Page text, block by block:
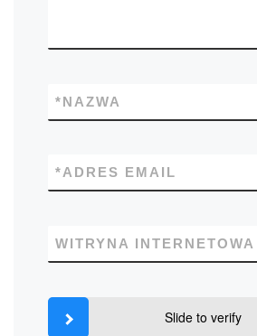
NAZWA
*
ADRES EMAIL
*
WITRYNA INTERNETOWA
Slide to verify